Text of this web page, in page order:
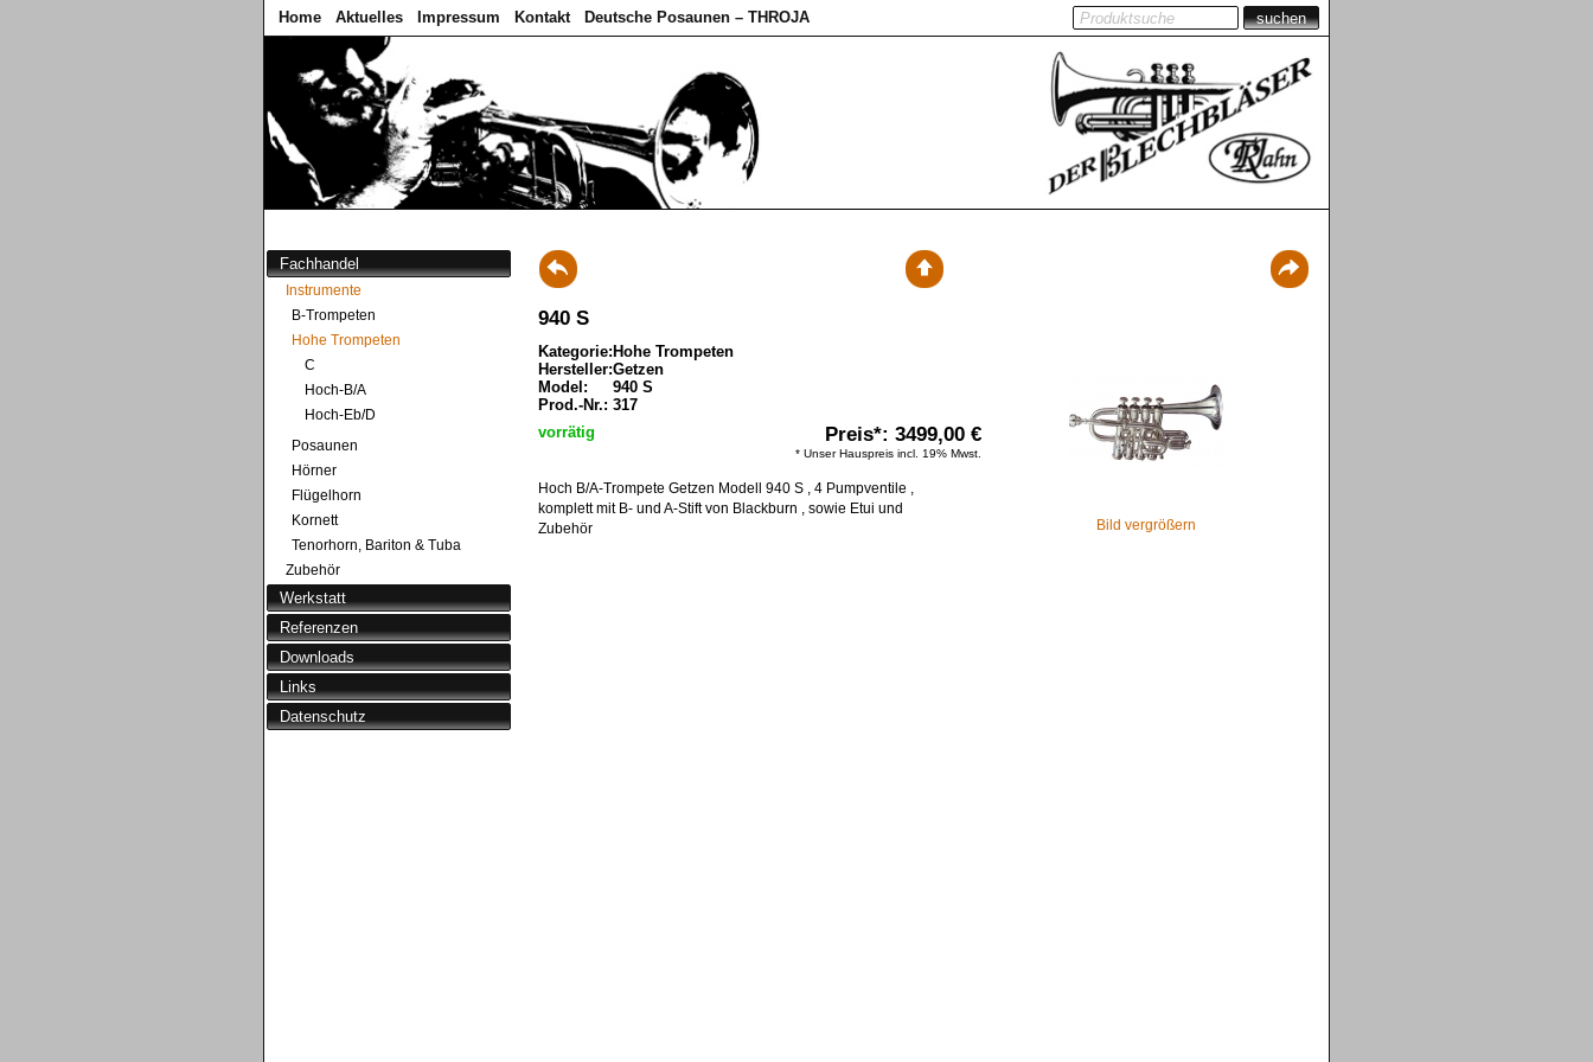
Home Aktuelles Impressum Kontakt Deutsche Posaunen – THROJA suchen
Fachhandel
Instrumente
B-Trompeten
Hohe Trompeten
C
Hoch-B/A
Hoch-Eb/D
Posaunen
Hörner
Flügelhorn
Kornett
Tenorhorn, Bariton & Tuba
Zubehör
Werkstatt
Referenzen
Downloads
Links
Datenschutz
940 S
Bild vergrößern
Kategorie: Hohe Trompeten
Hersteller:Getzen
Model:
940 S
Prod.-Nr.: 317
vorrätig
Preis*: 3499,00 €
* Unser Hauspreis incl. 19% Mwst.
Hoch B/A-Trompete Getzen Modell 940 S , 4 Pumpventile ,
komplett mit B- und A-Stift von Blackburn , sowie Etui und
Zubehör